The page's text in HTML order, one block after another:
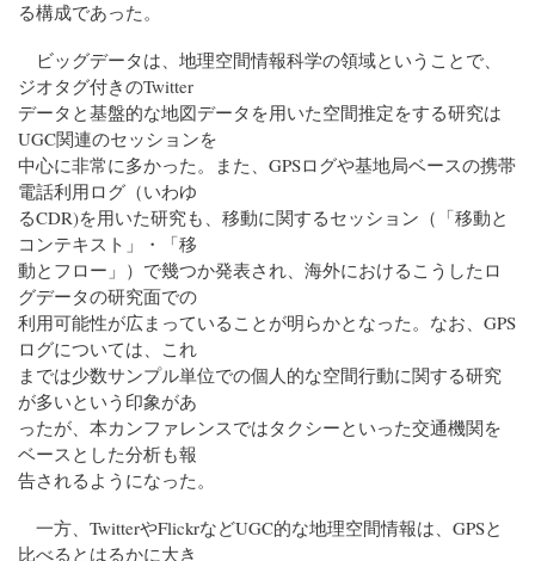
る構成であった。
ビッグデータは、地理空間情報科学の領域ということで、
ジオタグ付きのTwitter
データと基盤的な地図データを用いた空間推定をする研究は
UGC関連のセッションを
中心に非常に多かった。また、GPSログや基地局ベースの携帯
電話利用ログ（いわゆ
るCDR)を用いた研究も、移動に関するセッション（「移動と
コンテキスト」・「移
動とフロー」）で幾つか発表され、海外におけるこうしたロ
グデータの研究面での
利用可能性が広まっていることが明らかとなった。なお、GPS
ログについては、これ
までは少数サンプル単位での個人的な空間行動に関する研究
が多いという印象があ
ったが、本カンファレンスではタクシーといった交通機関を
ベースとした分析も報
告されるようになった。
一方、TwitterやFlickrなどUGC的な地理空間情報は、GPSと
比べるとはるかに大き